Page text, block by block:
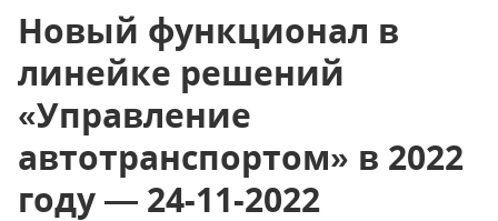
Новый функционал в
линейке решений
«Управление
автотранспортом» в 2022
году — 24-11-2022